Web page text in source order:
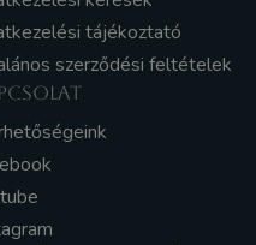
tájékoztató
szerződési feltételek